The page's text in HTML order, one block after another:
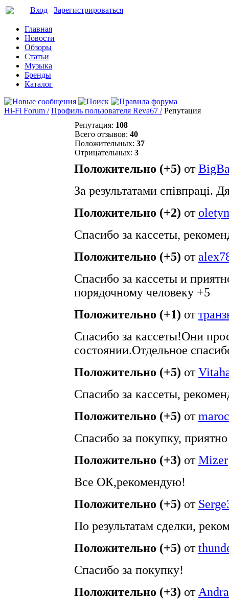
Вход Зарегистрироваться
Главная
Новости
Обзоры
Статьи
Музыка
Бренды
Каталог
Hi-Fi Forum / Профиль пользователя Reva67 / Репутация
Репутация: 108
Всего отзывов: 40
Положительных: 37
Отрицательных: 3
Положительно (+5) от
За результатами співпраці.
Положительно (+2) от
Спасибо за кассеты,
Положительно (+5) от
Спасибо за кассеты и
порядочному человеку +5
Положительно (+1) от
Спасибо за кассеты!Они
состоянии.Отдельное
Положительно (+5) от
Спасибо за кассеты,
Положительно (+5) от
Спасибо за покупку,
Положительно (+3) отMizer
Все ОК,рекомендую!
Положительно (+5) от
По результатам сделки,
Положительно (+5) от
Спасибо за покупку!
Положительно (+3) от